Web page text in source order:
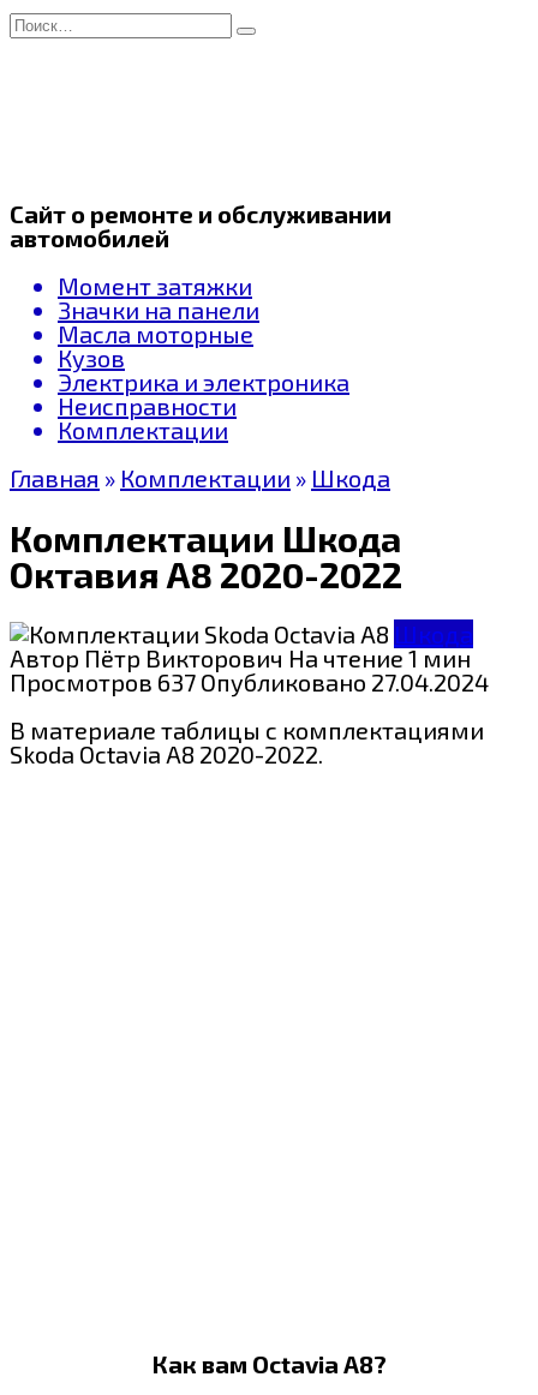
Перейти
к
Search
for:
Сайт о ремонте и обслуживании
автомобилей
Момент затяжки
Значки на панели
Масла моторные
Кузов
Электрика и электроника
Неисправности
Комплектации
Главная » Комплектации » Шкода
Комплектации Шкода
Октавия А8 2020-2022
Шкода
Автор Пётр Викторович На чтение1 мин
Просмотров 637 Опубликовано 27.04.2024
В материале таблицы с комплектациями
Skoda Octavia A8 2020-2022.
Как вам Octavia A8?